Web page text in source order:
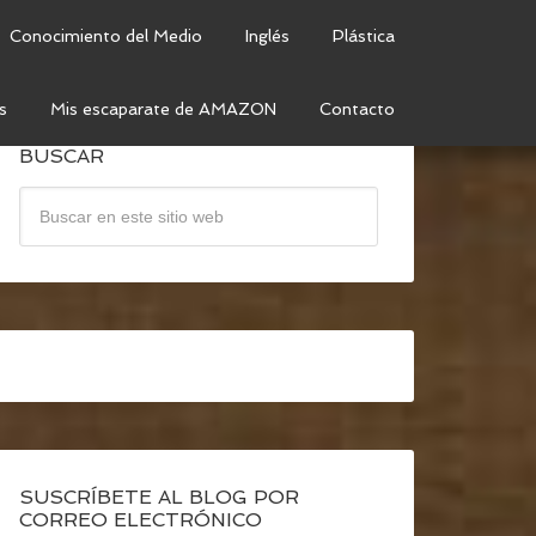
Conocimiento del Medio Inglés Plástica
Mis escaparate de AMAZON Contacto
BUSCAR
SUSCRÍBETE AL BLOG POR
CORREO ELECTRÓNICO